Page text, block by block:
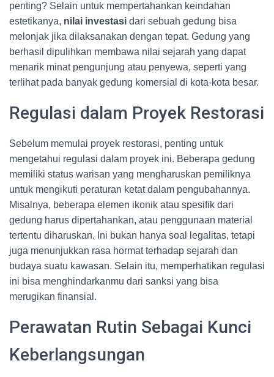
penting? Selain untuk mempertahankan keindahan
estetikanya, nilai investasi dari sebuah gedung bisa
melonjak jika dilaksanakan dengan tepat. Gedung yang
berhasil dipulihkan membawa nilai sejarah yang dapat
menarik minat pengunjung atau penyewa, seperti yang
terlihat pada banyak gedung komersial di kota-kota besar.
Regulasi dalam Proyek Restorasi
Sebelum memulai proyek restorasi, penting untuk
mengetahui regulasi dalam proyek ini. Beberapa gedung
memiliki status warisan yang mengharuskan pemiliknya
untuk mengikuti peraturan ketat dalam pengubahannya.
Misalnya, beberapa elemen ikonik atau spesifik dari
gedung harus dipertahankan, atau penggunaan material
tertentu diharuskan. Ini bukan hanya soal legalitas, tetapi
juga menunjukkan rasa hormat terhadap sejarah dan
budaya suatu kawasan. Selain itu, memperhatikan regulasi
ini bisa menghindarkanmu dari sanksi yang bisa
merugikan finansial.
Perawatan Rutin Sebagai Kunci
Keberlangsungan